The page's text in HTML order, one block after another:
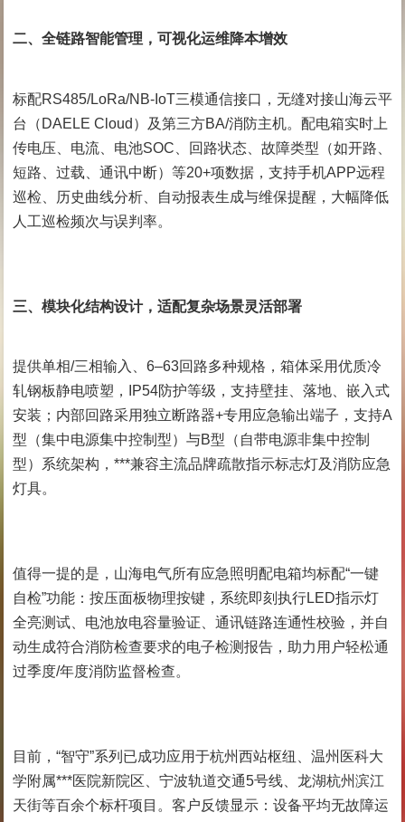
二、全链路智能管理，可视化运维降本增效
标配RS485/LoRa/NB-IoT三模通信接口，无缝对接山海云平
台（DAELE Cloud）及第三方BA/消防主机。配电箱实时上
传电压、电流、电池SOC、回路状态、故障类型（如开路、
短路、过载、通讯中断）等20+项数据，支持手机APP远程
巡检、历史曲线分析、自动报表生成与维保提醒，大幅降低
人工巡检频次与误判率。
三、模块化结构设计，适配复杂场景灵活部署
提供单相/三相输入、6–63回路多种规格，箱体采用优质冷
轧钢板静电喷塑，IP54防护等级，支持壁挂、落地、嵌入式
安装；内部回路采用独立断路器+专用应急输出端子，支持A
型（集中电源集中控制型）与B型（自带电源非集中控制
型）系统架构，***兼容主流品牌疏散指示标志灯及消防应急
灯具。
值得一提的是，山海电气所有应急照明配电箱均标配“一键
自检”功能：按压面板物理按键，系统即刻执行LED指示灯
全亮测试、电池放电容量验证、通讯链路连通性校验，并自
动生成符合消防检查要求的电子检测报告，助力用户轻松通
过季度/年度消防监督检查。
目前，“智守”系列已成功应用于杭州西站枢纽、温州医科大
学附属***医院新院区、宁波轨道交通5号线、龙湖杭州滨江
天街等百余个标杆项目。客户反馈显示：设备平均无故障运